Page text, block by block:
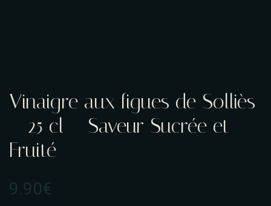
Vinaigre aux figues de Solliès
– 25 cl – Saveur Sucrée et
Fruité
9.90€